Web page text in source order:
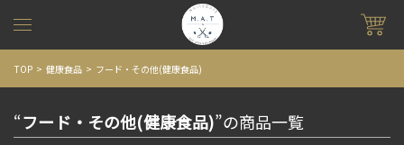
TOP 健康食品 フード・その他(健康食品)
“フード・その他(健康食品)”の商品一覧